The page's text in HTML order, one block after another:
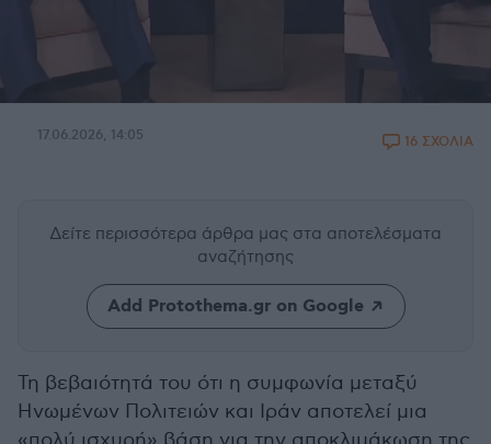
17.06.2026, 14:05 16 ΣΧΟΛΙΑ
Δείτε περισσότερα άρθρα μας στα αποτελέσματα
αναζήτησης
Add Protothema.gr on Google
Τη βεβαιότητά του ότι η συμφωνία μεταξύ
Ηνωμένων Πολιτειών και Ιράν αποτελεί μια